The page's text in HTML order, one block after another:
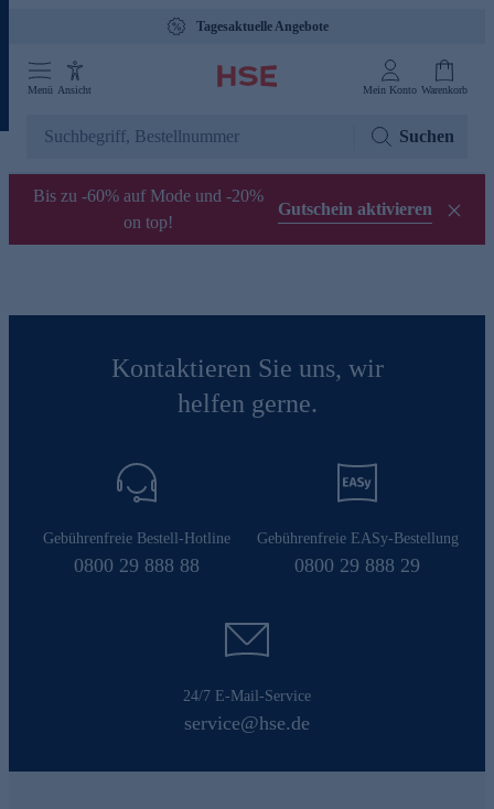
Tagesaktuelle Angebote
Menü Ansicht Mein Konto Warenkorb
Suchen
Bis zu -60% auf Mode und -20%
on top!
Gutschein aktivieren
Kontaktieren Sie uns, wir
helfen gerne.
Gebührenfreie Bestell-Hotline
0800 29 888 88
Gebührenfreie EASy-Bestellung
0800 29 888 29
24/7 E-Mail-Service
service@hse.de